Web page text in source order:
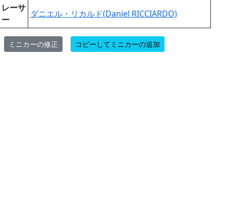
レーサ
ー
ダニエル・リカルド(Daniel RICCIARDO)
ミニカーの修正 コピーしてミニカーの追加